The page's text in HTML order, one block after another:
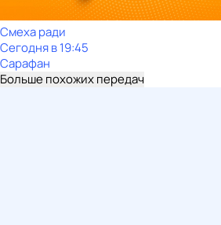
Смеха ради
Сегодня в 19:45
Сарафан
Больше похожих передач